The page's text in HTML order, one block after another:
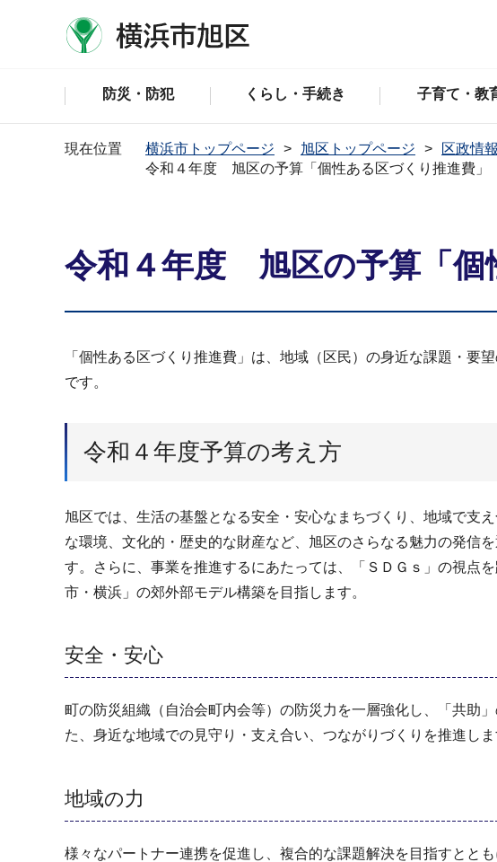
防災・防犯 くらし・手続き 子育て・教
現在位置 横浜市トップページ 旭区トップページ 区政情報
令和４年度 旭区の予算「個性ある区づくり推進費」
令和４年度 旭区の予算「個
「個性ある区づくり推進費」は、地域（区民）の身近な課題・
です。
令和４年度予算の考え方
旭区では、生活の基盤となる安全・安心なまちづくり、地域で支
な環境、文化的・歴史的な財産など、旭区のさらなる魅力の発信
す。さらに、事業を推進するにあたっては、「ＳＤＧｓ」の視点
市・横浜」の郊外部モデル構築を目指します。
安全・安心
町の防災組織（自治会町内会等）の防災力を一層強化し、「共助
た、身近な地域での見守り・支え合い、つながりづくりを推進しま
地域の力
様々なパートナー連携を促進し、複合的な課題解決を目指すとと